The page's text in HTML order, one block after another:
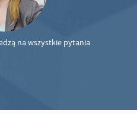
na wszystkie pytania